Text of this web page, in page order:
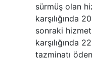
sürmüş olan
karşılığında
sonraki
karşılığında
tazminatı